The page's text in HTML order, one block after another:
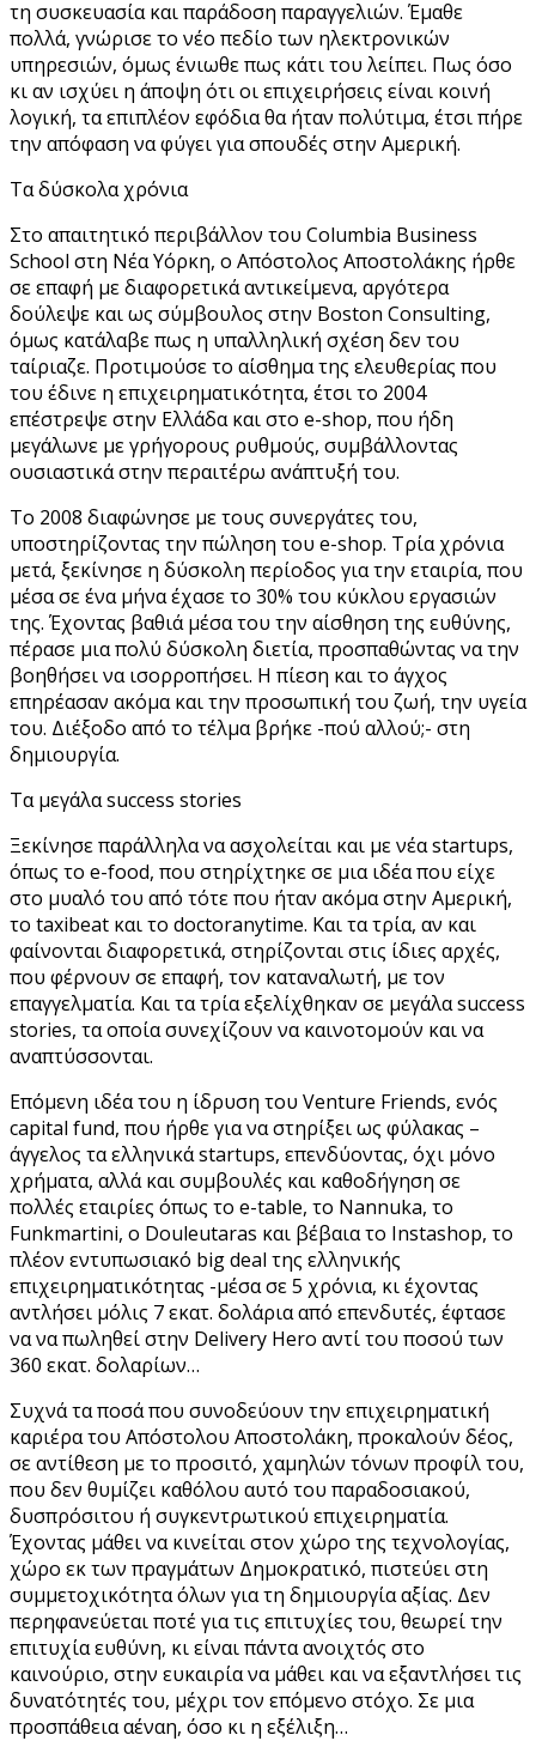
τη συσκευασία και παράδοση παραγγελιών. Έμαθε
πολλά, γνώρισε το νέο πεδίο των ηλεκτρονικών
υπηρεσιών, όμως ένιωθε πως κάτι του λείπει. Πως όσο
κι αν ισχύει η άποψη ότι οι επιχειρήσεις είναι κοινή
λογική, τα επιπλέον εφόδια θα ήταν πολύτιμα, έτσι πήρε
την απόφαση να φύγει για σπουδές στην Αμερική.
Τα δύσκολα χρόνια
Στο απαιτητικό περιβάλλον του Columbia Business
School στη Νέα Υόρκη, ο Απόστολος Αποστολάκης ήρθε
σε επαφή με διαφορετικά αντικείμενα, αργότερα
δούλεψε και ως σύμβουλος στην Boston Consulting,
όμως κατάλαβε πως η υπαλληλική σχέση δεν του
ταίριαζε. Προτιμούσε το αίσθημα της ελευθερίας που
του έδινε η επιχειρηματικότητα, έτσι το 2004
επέστρεψε στην Ελλάδα και στο e-shop, που ήδη
μεγάλωνε με γρήγορους ρυθμούς, συμβάλλοντας
ουσιαστικά στην περαιτέρω ανάπτυξή του.
Το 2008 διαφώνησε με τους συνεργάτες του,
υποστηρίζοντας την πώληση του e-shop. Τρία χρόνια
μετά, ξεκίνησε η δύσκολη περίοδος για την εταιρία, που
μέσα σε ένα μήνα έχασε το 30% του κύκλου εργασιών
της. Έχοντας βαθιά μέσα του την αίσθηση της ευθύνης,
πέρασε μια πολύ δύσκολη διετία, προσπαθώντας να την
βοηθήσει να ισορροπήσει. Η πίεση και το άγχος
επηρέασαν ακόμα και την προσωπική του ζωή, την υγεία
του. Διέξοδο από το τέλμα βρήκε -πού αλλού;- στη
δημιουργία.
Τα μεγάλα success stories
Ξεκίνησε παράλληλα να ασχολείται και με νέα startups,
όπως το e-food, που στηρίχτηκε σε μια ιδέα που είχε
στο μυαλό του από τότε που ήταν ακόμα στην Αμερική,
το taxibeat και το doctoranytime. Και τα τρία, αν και
φαίνονται διαφορετικά, στηρίζονται στις ίδιες αρχές,
που φέρνουν σε επαφή, τον καταναλωτή, με τον
επαγγελματία. Και τα τρία εξελίχθηκαν σε μεγάλα success
stories, τα οποία συνεχίζουν να καινοτομούν και να
αναπτύσσονται.
Επόμενη ιδέα του η ίδρυση του Venture Friends, ενός
capital fund, που ήρθε για να στηρίξει ως φύλακας –
άγγελος τα ελληνικά startups, επενδύοντας, όχι μόνο
χρήματα, αλλά και συμβουλές και καθοδήγηση σε
πολλές εταιρίες όπως το e-table, το Nannuka, το
Funkmartini, ο Douleutaras και βέβαια το Instashop, το
πλέον εντυπωσιακό big deal της ελληνικής
επιχειρηματικότητας -μέσα σε 5 χρόνια, κι έχοντας
αντλήσει μόλις 7 εκατ. δολάρια από επενδυτές, έφτασε
να να πωληθεί στην Delivery Hero αντί του ποσού των
360 εκατ. δολαρίων…
Συχνά τα ποσά που συνοδεύουν την επιχειρηματική
καριέρα του Απόστολου Αποστολάκη, προκαλούν δέος,
σε αντίθεση με το προσιτό, χαμηλών τόνων προφίλ του,
που δεν θυμίζει καθόλου αυτό του παραδοσιακού,
δυσπρόσιτου ή συγκεντρωτικού επιχειρηματία.
Έχοντας μάθει να κινείται στον χώρο της τεχνολογίας,
χώρο εκ των πραγμάτων Δημοκρατικό, πιστεύει στη
συμμετοχικότητα όλων για τη δημιουργία αξίας. Δεν
περηφανεύεται ποτέ για τις επιτυχίες του, θεωρεί την
επιτυχία ευθύνη, κι είναι πάντα ανοιχτός στο
καινούριο, στην ευκαιρία να μάθει και να εξαντλήσει τις
δυνατότητές του, μέχρι τον επόμενο στόχο. Σε μια
προσπάθεια αέναη, όσο κι η εξέλιξη…